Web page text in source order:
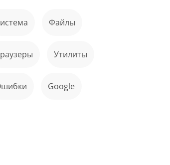
Система файлы
Браузеры Утилиты
ошибки Google